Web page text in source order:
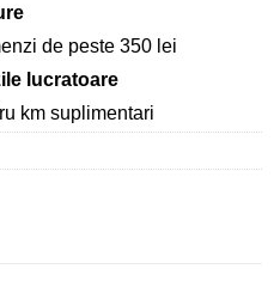
de peste 350 lei
lucratoare
km suplimentari